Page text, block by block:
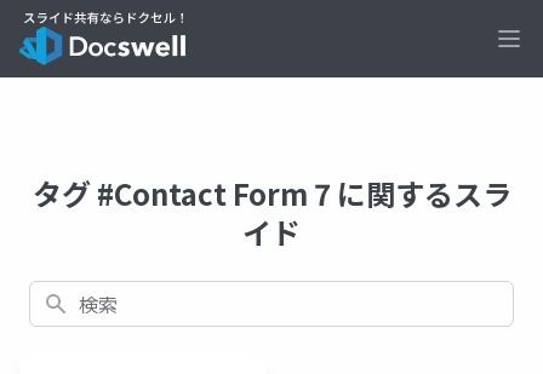
タグ #Contact Form 7 に関するスラ
イド
検索